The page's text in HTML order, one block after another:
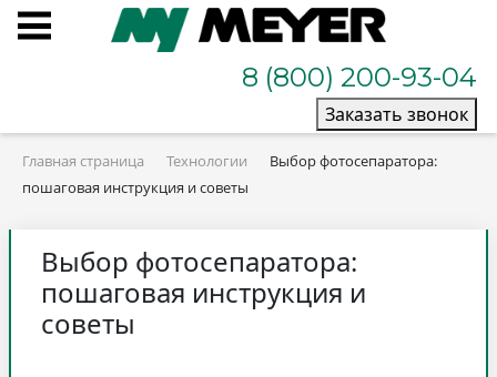
8 (800) 200-93-04
Заказать звонок
Главная страница Технологии
Выбор фотосепаратора:
пошаговая инструкция и советы
Выбор фотосепаратора:
пошаговая инструкция и
советы